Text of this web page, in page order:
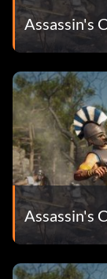
Assassin's
Assassin's